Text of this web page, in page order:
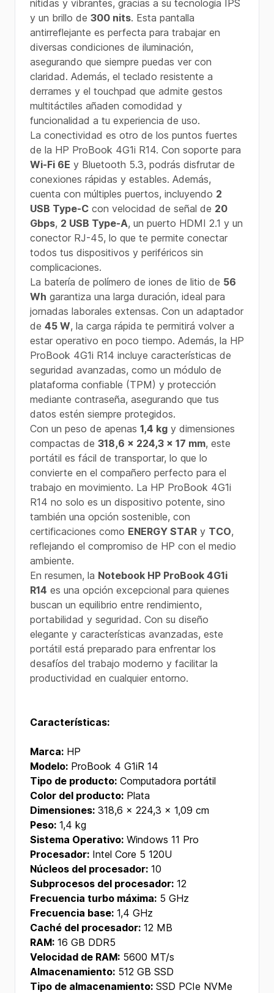
nítidas y vibrantes, gracias a su tecnología IPS
y un brillo de 300 nits. Esta pantalla
antirreflejante es perfecta para trabajar en
diversas condiciones de iluminación,
asegurando que siempre puedas ver con
claridad. Además, el teclado resistente a
derrames y el touchpad que admite gestos
multitáctiles añaden comodidad y
funcionalidad a tu experiencia de uso.
La conectividad es otro de los puntos fuertes
de la HP ProBook 4G1i R14. Con soporte para
Wi-Fi 6E y Bluetooth 5.3, podrás disfrutar de
conexiones rápidas y estables. Además,
cuenta con múltiples puertos, incluyendo 2
USB Type-C con velocidad de señal de 20
Gbps, 2 USB Type-A, un puerto HDMI 2.1 y un
conector RJ-45, lo que te permite conectar
todos tus dispositivos y periféricos sin
complicaciones.
La batería de polímero de iones de litio de 56
Wh garantiza una larga duración, ideal para
jornadas laborales extensas. Con un adaptador
de 45 W, la carga rápida te permitirá volver a
estar operativo en poco tiempo. Además, la HP
ProBook 4G1i R14 incluye características de
seguridad avanzadas, como un módulo de
plataforma confiable (TPM) y protección
mediante contraseña, asegurando que tus
datos estén siempre protegidos.
Con un peso de apenas 1,4 kg y dimensiones
compactas de 318,6 x 224,3 x 17 mm, este
portátil es fácil de transportar, lo que lo
convierte en el compañero perfecto para el
trabajo en movimiento. La HP ProBook 4G1i
R14 no solo es un dispositivo potente, sino
también una opción sostenible, con
certificaciones como ENERGY STAR y TCO,
reflejando el compromiso de HP con el medio
ambiente.
En resumen, la Notebook HP ProBook 4G1i
R14 es una opción excepcional para quienes
buscan un equilibrio entre rendimiento,
portabilidad y seguridad. Con su diseño
elegante y características avanzadas, este
portátil está preparado para enfrentar los
desafíos del trabajo moderno y facilitar la
productividad en cualquier entorno.
Características:
Marca: HP
Modelo: ProBook 4 G1iR 14
Tipo de producto: Computadora portátil
Color del producto: Plata
Dimensiones: 318,6 x 224,3 x 1,09 cm
Peso: 1,4 kg
Sistema Operativo: Windows 11 Pro
Procesador: Intel Core 5 120U
Núcleos del procesador: 10
Subprocesos del procesador: 12
Frecuencia turbo máxima: 5 GHz
Frecuencia base: 1,4 GHz
Caché del procesador: 12 MB
RAM: 16 GB DDR5
Velocidad de RAM: 5600 MT/s
Almacenamiento: 512 GB SSD
Tipo de almacenamiento: SSD PCIe NVMe